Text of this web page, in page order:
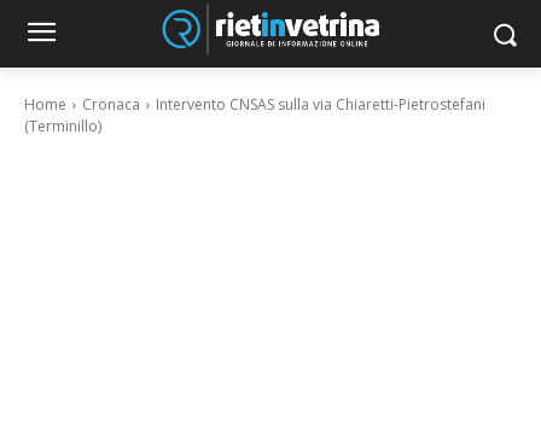
Home Cronaca
Intervento CNSAS sulla via Chiaretti-Pietrostefani
(Terminillo)